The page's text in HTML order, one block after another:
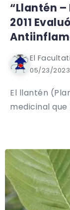
“Llantén
2011
El
05/23/2023
El llantén
medicinal que